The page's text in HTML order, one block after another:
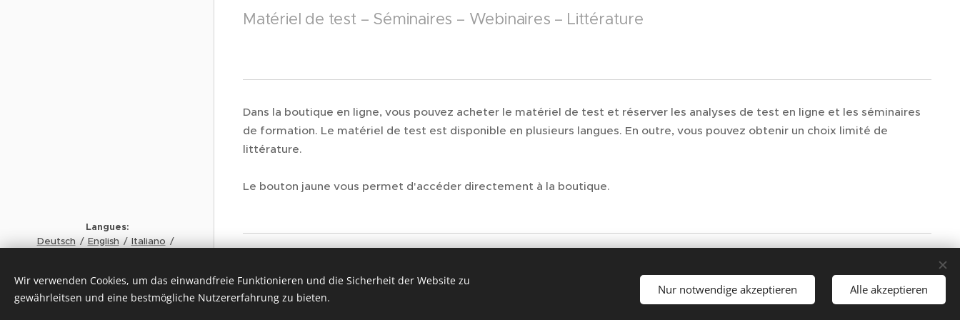
Matériel de test – Séminaires – Webinaires – Littérature
Dans la boutique en ligne, vous pouvez acheter le matériel de test et réserver les analyses de test en ligne et les séminaires
de formation. Le matériel de test est disponible en plusieurs langues. En outre, vous pouvez obtenir un choix limité de
littérature.
Le bouton jaune vous permet d'accéder directement à la boutique.
Webshop
Copyright MAX LÜSCHER STIFTUNG
© 2024
Langues
Deutsch
English
Italiano
Wir verwenden Cookies, um das einwandfreie Funktionieren und die Sicherheit der Website zu
gewährleitsen und eine bestmögliche Nutzererfahrung zu bieten.
Nur notwendige akzeptieren Alle akzeptieren